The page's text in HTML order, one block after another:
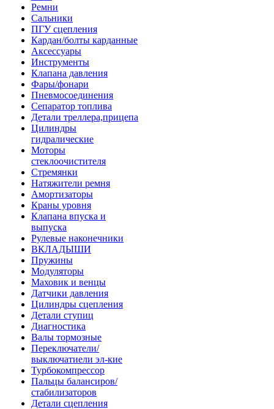
Ремни
Сальники
ПГУ сцепления
Кардан/болты карданные
Аксессуары
Инструменты
Клапана давления
Фары/фонари
Пневмосоединения
Сепаратор топлива
Детали треллера,прицепа
Цилиндры
гидралические
Моторы
стеклоочистителя
Стремянки
Натяжители ремня
Амортизаторы
Краны уровня
Клапана впуска и
выпуска
Рулевые наконечники
ВКЛАДЫШИ
Пружины
Модуляторы
Маховик и венцы
Датчики давления
Цилиндры сцепления
Детали ступиц
Диагностика
Валы тормозные
Переключатели/
выключатиели эл-кие
Турбокомпрессор
Пальцы балансиров/
стабилизаторов
Детали сцепления